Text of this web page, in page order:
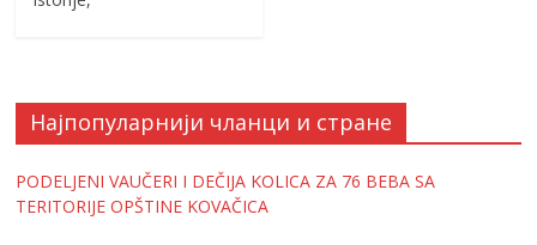
Најпопуларнији чланци и стране
PODELJENI VAUČERI I DEČIJA KOLICA ZA 76 BEBA SA
TERITORIJE OPŠTINE KOVAČICA